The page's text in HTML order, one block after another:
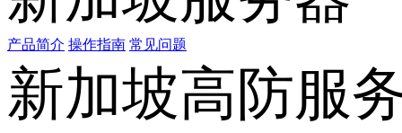
产品简介 操作指南 常见问题
新加坡高防服